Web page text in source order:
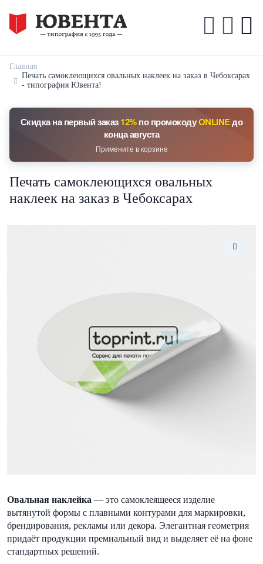
Главная
Печать самоклеющихся овальных наклеек на заказ в Чебоксарах
- типография Ювента!
Скидка на первый заказ12%по промокодуONLINEдо
конца августа
Примените в корзине
Печать самоклеющихся овальных
наклеек на заказ в Чебоксарах
Овальная наклейка — это самоклеящееся изделие
вытянутой формы с плавными контурами для маркировки,
брендирования, рекламы или декора. Элегантная геометрия
придаёт продукции премиальный вид и выделяет её на фоне
стандартных решений.